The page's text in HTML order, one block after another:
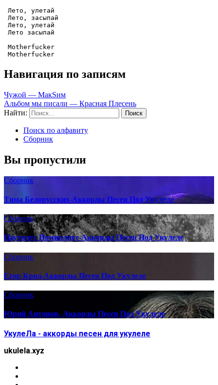
Лето, улетай
Лето, засыпай
Лето, улетай
Лето засыпай
Motherfucker
Motherfucker
Навигация по записям
Чужой — МакSим
Альбом мы писали — Красная Плесень
Найти:
Поиск по алфавиту
Сборник
Вы пропустили
Сборник
Тима Белорусских-Аккорды Песен Под Укулеле
Сборник
Наутилус Помпилиус-Аккорды Песен Под Укулеле
Сборник
Егор Крид-Аккорды Песен Под Укулеле
Сборник
Юрий Антонов- Аккорды Песен Под Укулеле
УкулеЛа - аккорды песен для укулеле
ukulela.xyz